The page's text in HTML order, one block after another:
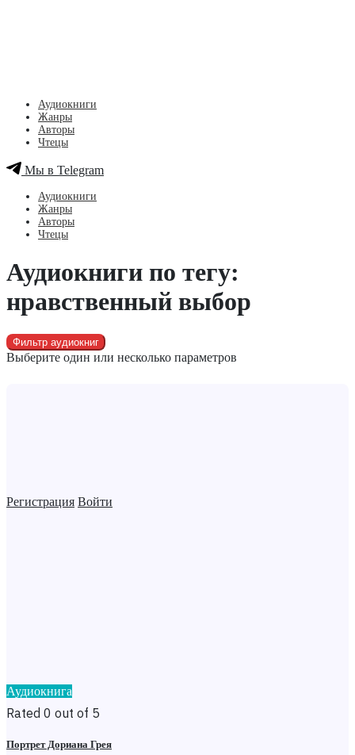
Регистрация Войти
Аудиокниги
Жанры
Авторы
Чтецы
Мы в Telegram
Аудиокниги
Жанры
Авторы
Чтецы
Аудиокниги по тегу:
нравственный выбор
Фильтр аудиокниг
Выберите один или несколько параметров
Аудиокнига
Rated 0 out of 5
Портрет Дориана Грея